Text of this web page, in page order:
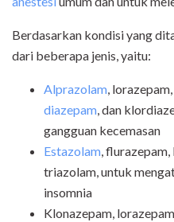
Berdasarkan kondisi yang
dari beberapa jenis, yaitu:
Alprazolam, lorazepam,
diazepam, dan
gangguan kecemasan
Estazolam, flurazepam,
triazolam, untuk
insomnia
Klonazepam,